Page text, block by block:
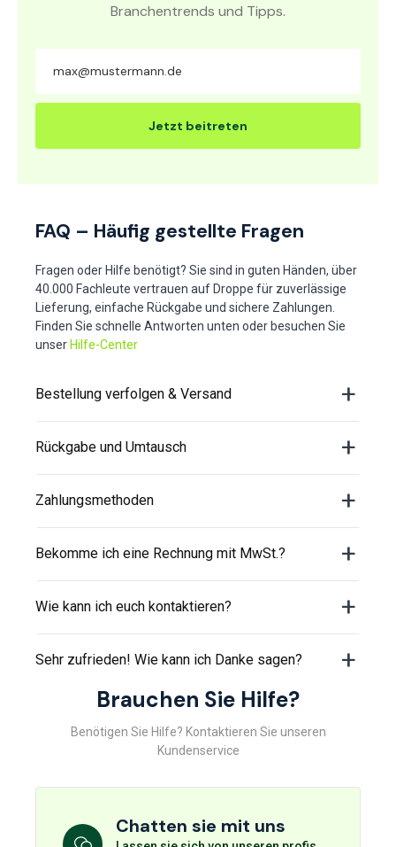
Branchentrends und Tipps.
Jetzt beitreten
FAQ – Häufig gestellte Fragen
Fragen oder Hilfe benötigt? Sie sind in guten Händen, über
40.000 Fachleute vertrauen auf Droppe für zuverlässige
Lieferung, einfache Rückgabe und sichere Zahlungen.
Finden Sie schnelle Antworten unten oder besuchen Sie
unser Hilfe-Center
Bestellung verfolgen & Versand
Rückgabe und Umtausch
Zahlungsmethoden
Bekomme ich eine Rechnung mit MwSt.?
Wie kann ich euch kontaktieren?
Sehr zufrieden! Wie kann ich Danke sagen?
Brauchen Sie Hilfe?
Benötigen Sie Hilfe? Kontaktieren Sie unseren
Kundenservice
Chatten sie mit uns